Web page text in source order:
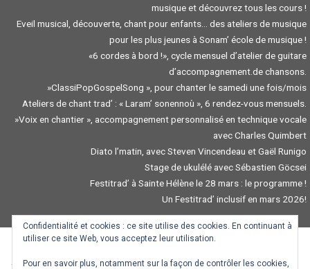
musique et découvrez tous les cours !
Eveil musical, découverte, chant pour enfants… des ateliers de musique
pour les plus jeunes à Sonam’ école de musique !
«6 cordes à bord !», cycle mensuel d’atelier de guitare
d’accompagnement.de chansons.
»ClassiPopGospelSong », pour chanter le samedi une fois/mois
Ateliers de chant trad’ : « Laram’ sonennoù », 6 rendez-vous mensuels.
»Voix en chantier », accompagnement personnalisé en technique vocale
avec Charles Quimbert
Diato l’matin, avec Steven Vincendeau et Gaël Runigo
Stage de ukulélé avec Sébastien Göcsei
Festitrad’ à Sainte Hélène le 28 mars : le programme !
Un Festitrad’ inclusif en mars 2026!
Confidentialité et cookies : ce site utilise des cookies. En continuant à
utiliser ce site Web, vous acceptez leur utilisation.
Pour en savoir plus, notamment sur la façon de contrôler les cookies,